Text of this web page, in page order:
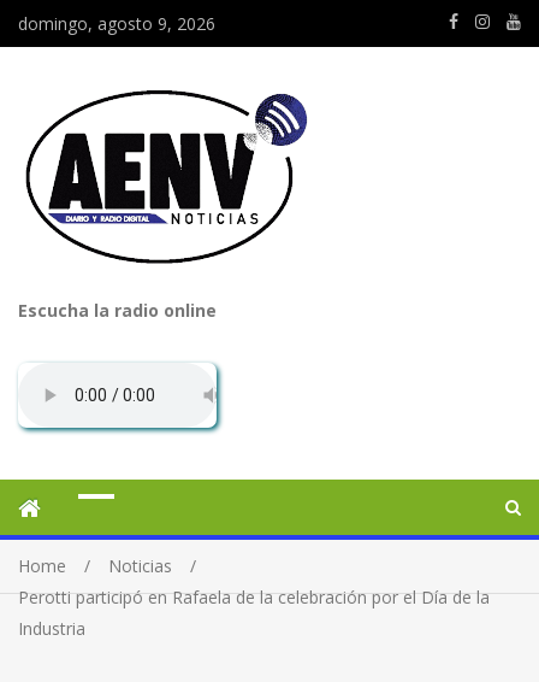
domingo, agosto 9, 2026
Escucha la radio online
Home
Noticias
Perotti participó en Rafaela de la celebración por el Día de la
Industria